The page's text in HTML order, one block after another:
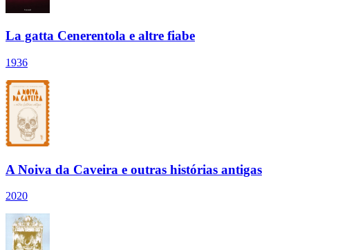
La gatta Cenerentola e altre fiabe
1936
A Noiva da Caveira e outras histórias antigas
2020